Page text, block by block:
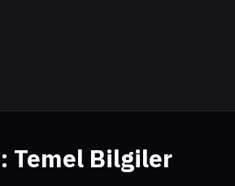
: Temel Bilgiler